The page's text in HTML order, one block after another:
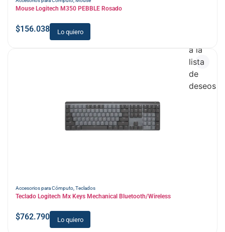
Mouse Logitech M350 PEBBLE Rosado
$156.038 Lo quiero
Accesorios para Cómputo,Teclados
Teclado Logitech Mx Keys Mechanical Bluetooth/Wireless
$762.790 Lo quiero
a la
lista
de
deseos